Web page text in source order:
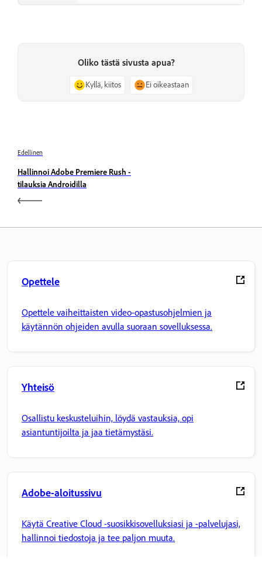
Oliko tästä sivusta apua?
Kyllä, kiitos Ei oikeastaan
Edellinen
Hallinnoi Adobe Premiere Rush -
tilauksia Androidilla
Opettele
Opettele vaiheittaisten video-opastusohjelmien ja
käytännön ohjeiden avulla suoraan sovelluksessa.
Yhteisö
Osallistu keskusteluihin, löydä vastauksia, opi
asiantuntijoilta ja jaa tietämystäsi.
Adobe-aloitussivu
Käytä Creative Cloud -suosikkisovelluksiasi ja -palvelujasi,
hallinnoi tiedostoja ja tee paljon muuta.